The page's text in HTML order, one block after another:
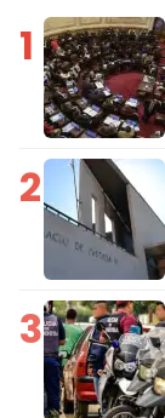
1
2
3